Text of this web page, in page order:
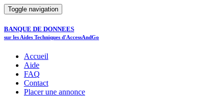
Toggle navigation
BANQUE DE DONNEES
sur les Aides Techniques d'AccessAndGo
Accueil
Aide
FAQ
Contact
Placer une annonce